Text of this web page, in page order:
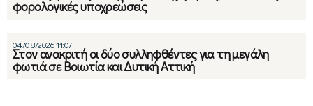
φορολογικές υποχρεώσεις
04/08/2026 11:07
Στον ανακριτή οι δύο συλληφθέντες για τη μεγάλη
φωτιά σε Βοιωτία και Δυτική Αττική